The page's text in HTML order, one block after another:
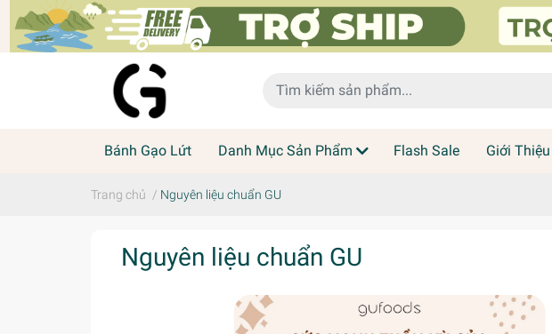
Bánh Gạo Lứt Danh Mục Sản Phẩm Flash Sale Giới Thiệu
Trang chủ / Nguyên liệu chuẩn GU
Nguyên liệu chuẩn GU